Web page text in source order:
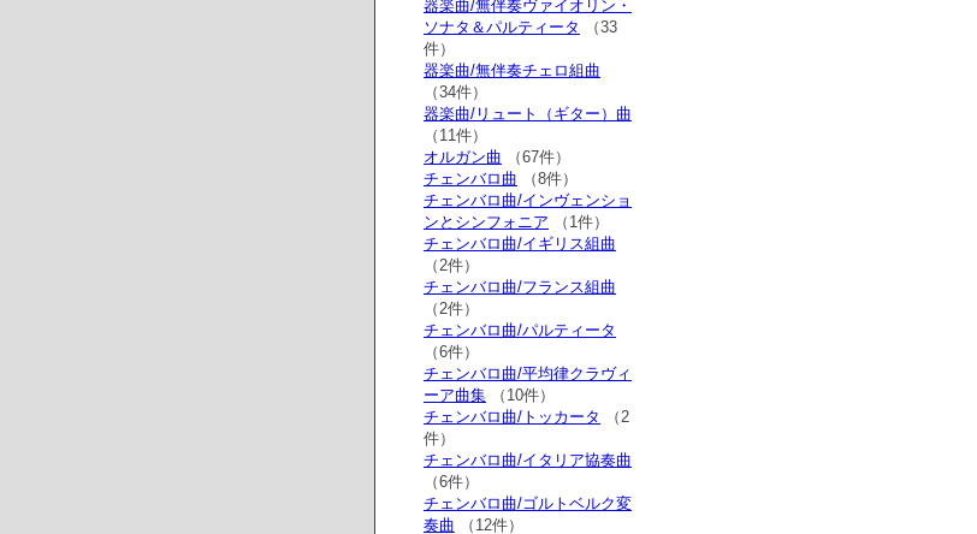
器楽曲/無伴奏ヴァイオリン・
ソナタ＆パルティータ
（33
件）
器楽曲/無伴奏チェロ組曲
（34件）
器楽曲/リュート（ギター）曲
（11件）
オルガン曲 （67件）
チェンバロ曲 （8件）
チェンバロ曲/インヴェンショ
ンとシンフォニア （1件）
チェンバロ曲/イギリス組曲
（2件）
チェンバロ曲/フランス組曲
（2件）
チェンバロ曲/パルティータ
（6件）
チェンバロ曲/平均律クラヴィ
ーア曲集 （10件）
チェンバロ曲/トッカータ
（2
件）
チェンバロ曲/イタリア協奏曲
（6件）
チェンバロ曲/ゴルトベルク変
奏曲 （12件）